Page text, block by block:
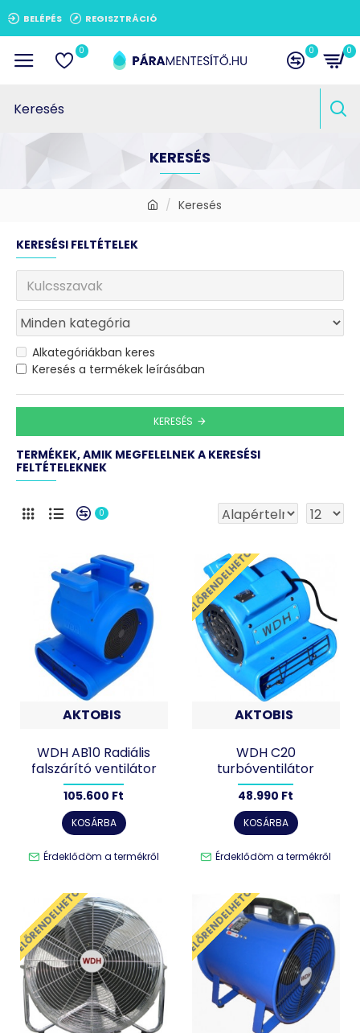
BELÉPÉS REGISZTRÁCIÓ
0 0 0
Keresés
KERESÉS
KERESÉSI FELTÉTELEK
Alkategóriákban keres
Keresés a termékek leírásában
KERESÉS
TERMÉKEK, AMIK MEGFELELNEK A KERESÉSI
FELTÉTELEKNEK
0
AKTOBIS
WDH AB10 Radiális
falszárító ventilátor
105.600 Ft
KOSÁRBA
Érdeklődöm a termékről
ELŐRENDELHETŐ
AKTOBIS
WDH C20
turbóventilátor
48.990 Ft
KOSÁRBA
Érdeklődöm a termékről
ELŐRENDELHETŐ ELŐRENDELHETŐ